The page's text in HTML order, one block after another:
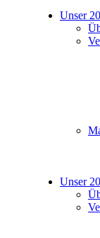
Unser
Unser